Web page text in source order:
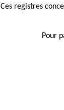
Ces registres
Pour